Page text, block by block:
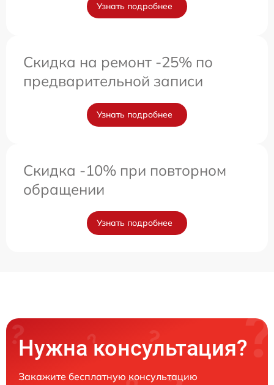
Узнать подробнее
Скидка на ремонт -25% по
предварительной записи
Узнать подробнее
Скидка -10% при повторном
обращении
Узнать подробнее
Нужна консультация?
Закажите бесплатную консультацию